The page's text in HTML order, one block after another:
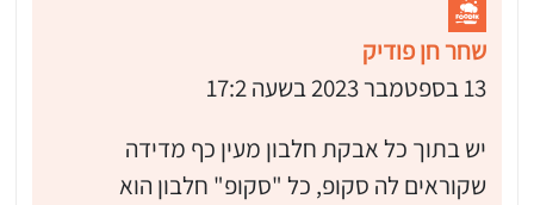
שחר חן פודיק
13 בספטמבר 2023 בשעה 17:2
יש בתוך כל אבקת חלבון מעין כף מדידה
שקוראים לה סקופ, כל "סקופ" חלבון הוא